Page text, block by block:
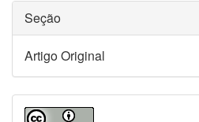
Seção
Artigo Original